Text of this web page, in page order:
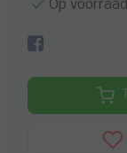
Op voorraad